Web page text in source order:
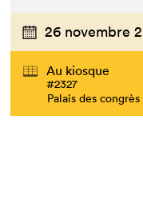
26 novembre
Au kiosque
#2327
Palais des